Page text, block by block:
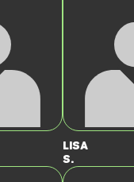
Lisa
S.